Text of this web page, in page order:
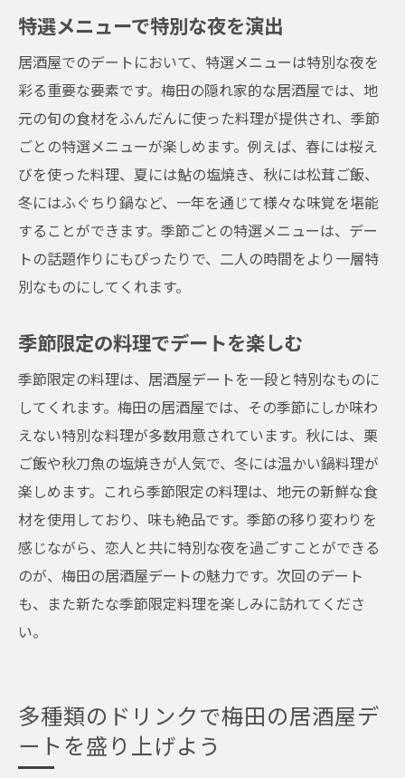
特選メニューで特別な夜を演出
居酒屋でのデートにおいて、特選メニューは特別な夜を
彩る重要な要素です。梅田の隠れ家的な居酒屋では、地
元の旬の食材をふんだんに使った料理が提供され、季節
ごとの特選メニューが楽しめます。例えば、春には桜え
びを使った料理、夏には鮎の塩焼き、秋には松茸ご飯、
冬にはふぐちり鍋など、一年を通じて様々な味覚を堪能
することができます。季節ごとの特選メニューは、デー
トの話題作りにもぴったりで、二人の時間をより一層特
別なものにしてくれます。
季節限定の料理でデートを楽しむ
季節限定の料理は、居酒屋デートを一段と特別なものに
してくれます。梅田の居酒屋では、その季節にしか味わ
えない特別な料理が多数用意されています。秋には、栗
ご飯や秋刀魚の塩焼きが人気で、冬には温かい鍋料理が
楽しめます。これら季節限定の料理は、地元の新鮮な食
材を使用しており、味も絶品です。季節の移り変わりを
感じながら、恋人と共に特別な夜を過ごすことができる
のが、梅田の居酒屋デートの魅力です。次回のデート
も、また新たな季節限定料理を楽しみに訪れてくださ
い。
多種類のドリンクで梅田の居酒屋デ
ートを盛り上げよう